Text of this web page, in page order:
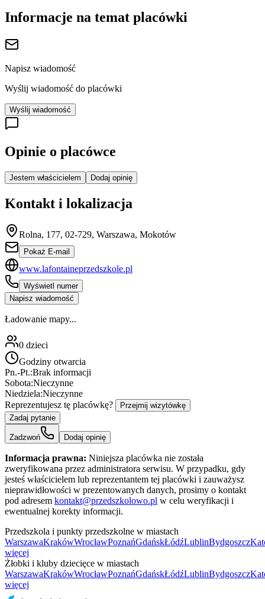
Informacje na temat placówki
Napisz wiadomość
Wyślij wiadomość do placówki
Wyślij wiadomość
Opinie o placówce
Jestem właścicielem Dodaj opinię
Kontakt i lokalizacja
Rolna, 177, 02-729, Warszawa, Mokotów
Pokaż E-mail
www.lafontaineprzedszkole.pl
Wyświetl numer
Napisz wiadomość
Ładowanie mapy...
0 dzieci
Godziny otwarcia
Pn.-Pt.:Brak informacji
Sobota:Nieczynne
Niedziela:Nieczynne
Reprezentujesz tę placówkę?
Przejmij wizytówkę
Zadaj pytanie
Zadzwoń Dodaj opinię
Informacja prawna: Niniejsza placówka nie została
zweryfikowana przez administratora serwisu. W przypadku, gdy
jesteś właścicielem lub reprezentantem tej placówki i zauważysz
nieprawidłowości w prezentowanych danych, prosimy o kontakt
pod adresem kontakt@przedszkolowo.pl w celu weryfikacji i
ewentualnej korekty informacji.
Przedszkola i punkty przedszkolne w miastach
WarszawaKrakówWrocławPoznańGdańskŁódźLublinBydgoszcz
więcej
Żłobki i kluby dziecięce w miastach
WarszawaKrakówWrocławPoznańGdańskŁódźLublinBydgoszcz
więcej